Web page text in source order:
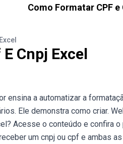
Como Formatar CPF e
Cnpj Excel
ensina a automatizar a
Ele demonstra como criar.
Acesse o conteúdo e confira
um cnpj ou cpf e ambas